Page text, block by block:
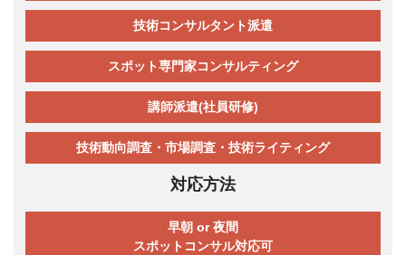
技術コンサルタント派遣
スポット専門家コンサルティング
講師派遣(社員研修)
技術動向調査・市場調査・技術ライティング
対応方法
早朝 or 夜間
スポットコンサル対応可